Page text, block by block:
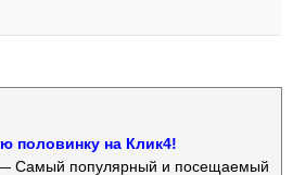
половинку на Клик4!
Самый популярный и посещаемый